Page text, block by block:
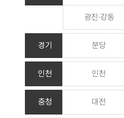
광진·강동
경기 분당
인천 인천
충청 대전